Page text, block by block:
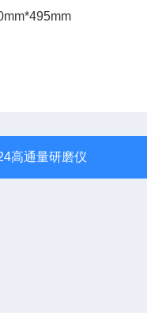
高通量研磨仪